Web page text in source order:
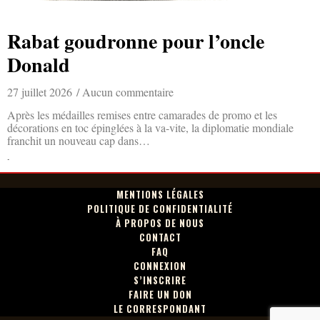
Rabat goudronne pour l’oncle
Donald
27 juillet 2026
Aucun commentaire
Après les médailles remises entre camarades de promo et les
décorations en toc épinglées à la va-vite, la diplomatie mondiale
franchit un nouveau cap dans…
MENTIONS LÉGALES
POLITIQUE DE CONFIDENTIALITÉ
À PROPOS DE NOUS
CONTACT
FAQ
CONNEXION
S’INSCRIRE
FAIRE UN DON
LE CORRESPONDANT